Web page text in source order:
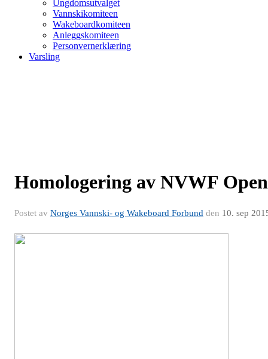
Ungdomsutvalget
Vannskikomiteen
Wakeboardkomiteen
Anleggskomiteen
Personvernerklæring
Varsling
Homologering av NVWF Open
Postet av Norges Vannski- og Wakeboard Forbund den 10. sep